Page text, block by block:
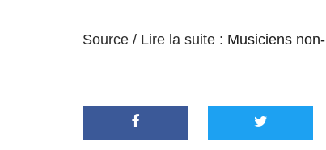
Source / Lire la suite : Musiciens